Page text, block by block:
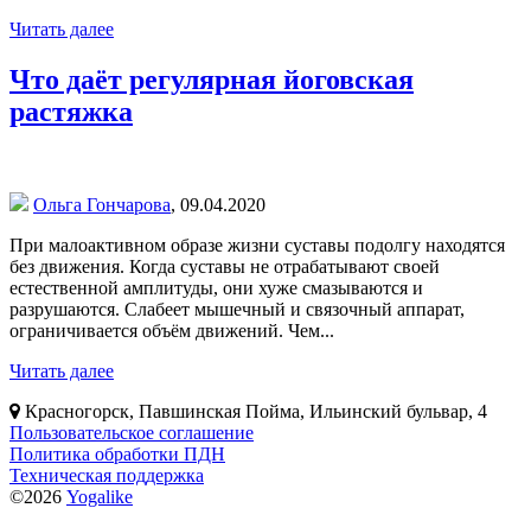
Читать далее
Что даёт регулярная йоговская
растяжка
Ольга Гончарова, 09.04.2020
При малоактивном образе жизни суставы подолгу находятся
без движения. Когда суставы не отрабатывают своей
естественной амплитуды, они хуже смазываются и
разрушаются. Слабеет мышечный и связочный аппарат,
ограничивается объём движений. Чем...
Читать далее
Красногорск, Павшинская Пойма, Ильинский бульвар, 4
Пользовательское соглашение
Политика обработки ПДН
Техническая поддержка
©2026 Yogalike